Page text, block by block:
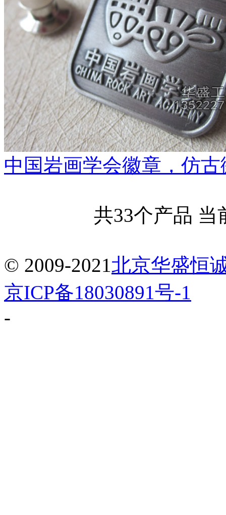
中国岩画学会徽章，仿
共33个产品 当
© 2009-2021北京华盛恒
京ICP备18030891号-1
-